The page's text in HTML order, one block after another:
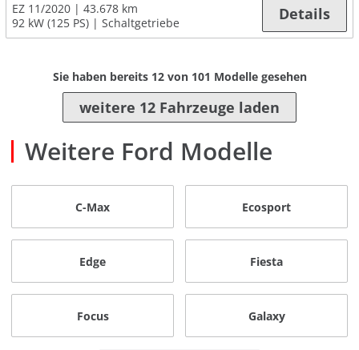
EZ 11/2020
43.678 km
92 kW (125 PS)
Schaltgetriebe Details
Sie haben bereits 12von 101 Modelle gesehen
weitere 12 Fahrzeuge laden
Weitere Ford Modelle
C-Max Ecosport
Edge Fiesta
Focus Galaxy